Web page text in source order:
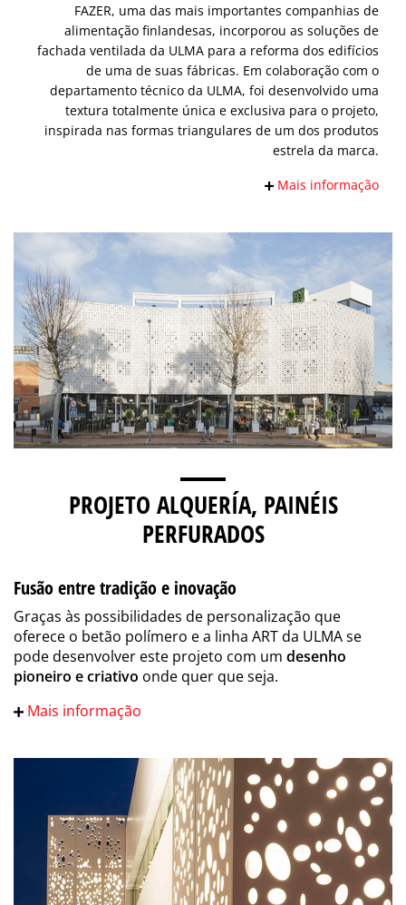
FAZER, uma das mais importantes companhias de
alimentação finlandesas, incorporou as soluções de
fachada ventilada da ULMA para a reforma dos edifícios
de uma de suas fábricas. Em colaboração com o
departamento técnico da ULMA, foi desenvolvido uma
textura totalmente única e exclusiva para o projeto,
inspirada nas formas triangulares de um dos produtos
estrela da marca.
Mais informação
PROJETO ALQUERÍA, PAINÉIS
PERFURADOS
Fusão entre tradição e inovação
Graças às possibilidades de personalização que
oferece o betão polímero e a linha ART da ULMA se
pode desenvolver este projeto com um desenho
pioneiro e criativo onde quer que seja.
Mais informação